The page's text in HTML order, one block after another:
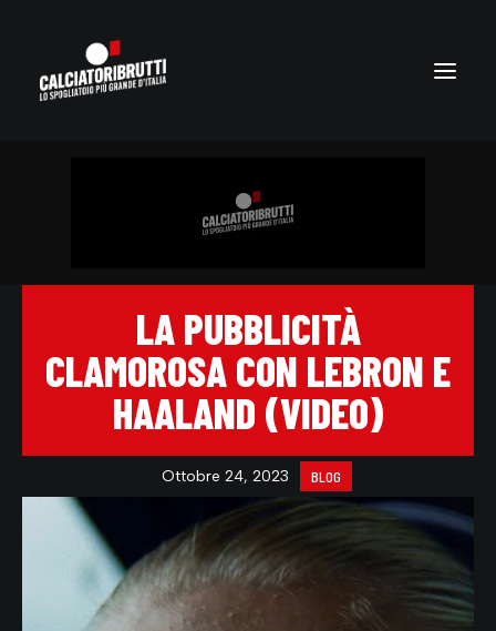
LA PUBBLICITÀ
CLAMOROSA CON LEBRON E
HAALAND (VIDEO)
Ottobre 24, 2023 BLOG